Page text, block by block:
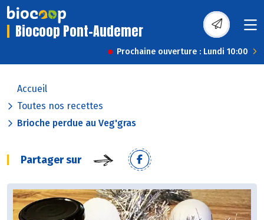
Biocoop Pont-Audemer
Prochaine ouverture : Lundi 10:00
Accueil
Toutes nos recettes
Brioche perdue au Veg'gras
Partager sur